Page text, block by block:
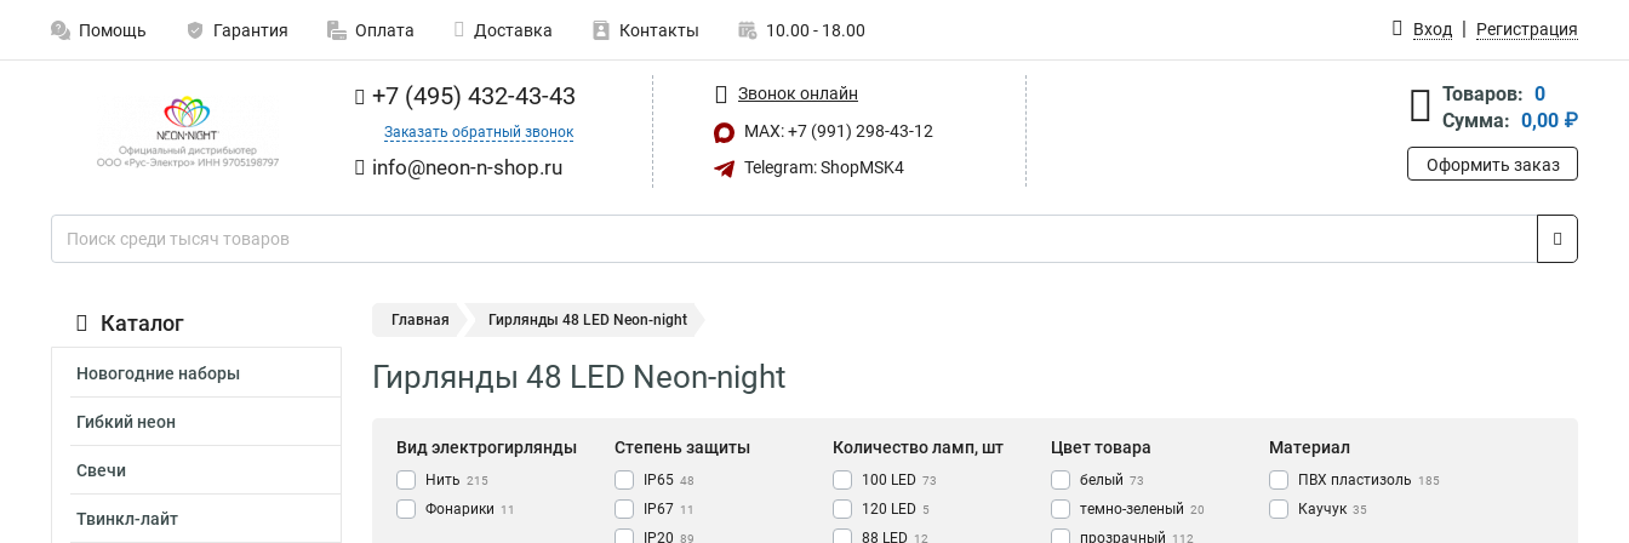
Помощь Гарантия Оплата Доставка Контакты 10.00 - 18.00 Вход Регистрация
+7 (495) 432-43-43
Заказать обратный звонок
info@neon-n-shop.ru
Звонок онлайн
MAX: +7 (991) 298-43-12
Telegram: ShopMSK4
Товаров: 0
Сумма: 0,00 ₽
Оформить заказ
Каталог
Новогодние наборы
Гибкий неон
Свечи
Твинкл-лайт
Главная Гирлянды 48 LED Neon-night
Гирлянды 48 LED Neon-night
Вид электрогирлянды
Нить 215
Фонарики 11
Степень защиты
IP65 48
IP67 11
IP20 89
Количество ламп, шт
100 LED 73
120 LED 5
88 LED 12
Цвет товара
белый 73
темно-зеленый 20
прозрачный 112
Материал
ПВХ пластизоль 185
Каучук 35